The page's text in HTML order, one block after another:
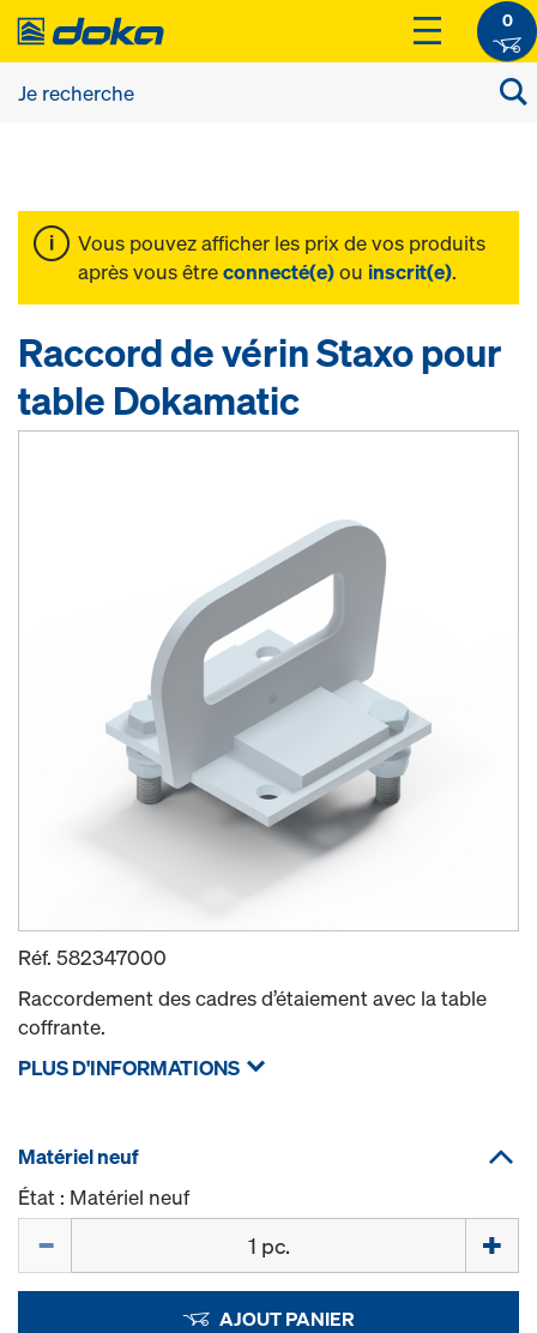
0
Vous pouvez afficher les prix de vos produits
après vous êtreconnecté(e)ou inscrit(e).
Raccord de vérin Staxo pour
table Dokamatic
Réf. 582347000
Raccordement des cadres d’étaiement avec la table
coffrante.
PLUS D'INFORMATIONS
Matériel neuf
État : Matériel neuf
AJOUT PANIER